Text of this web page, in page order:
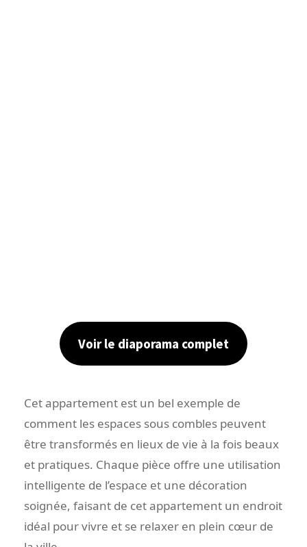
Voir le diaporama complet
Cet appartement est un bel exemple de
comment les espaces sous combles peuvent
être transformés en lieux de vie à la fois beaux
et pratiques. Chaque pièce offre une utilisation
intelligente de l’espace et une décoration
soignée, faisant de cet appartement un endroit
idéal pour vivre et se relaxer en plein cœur de